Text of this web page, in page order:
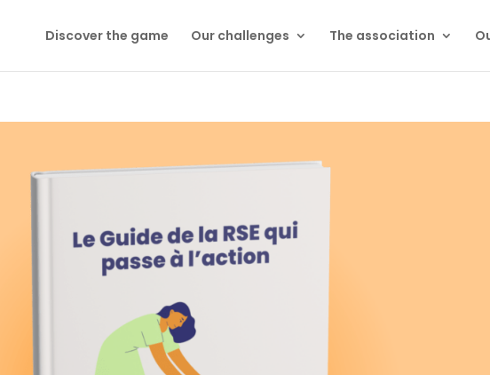
Discover the game Our challenges The association